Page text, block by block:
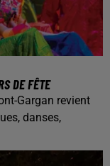
DE FÊTE
Gargan revient
danses,